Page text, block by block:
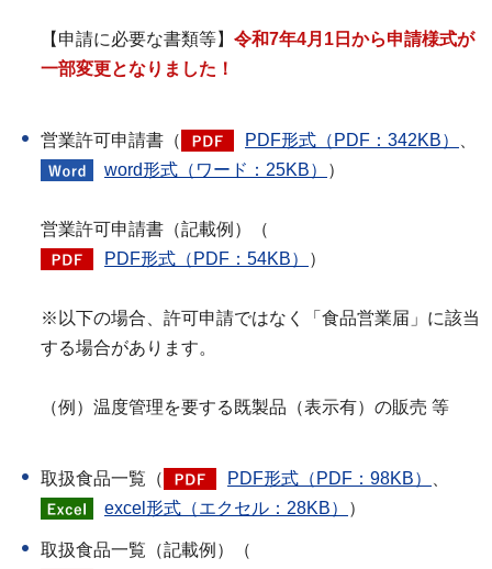
【申請に必要な書類等】 令和7年4月1日から申請様式が
一部変更となりました！
営業許可申請書（ PDF形式（PDF：342KB）
word形式（ワード：25KB）
）
営業許可申請書（記載例）（
PDF形式（PDF：54KB）
）
※以下の場合、許可申請ではなく「食品営業届」に該当
する場合があります。
（例）温度管理を要する既製品（表示有）の販売 等
取扱食品一覧（ PDF形式（PDF：98KB）
excel形式（エクセル：28KB）
）
取扱食品一覧（記載例）（